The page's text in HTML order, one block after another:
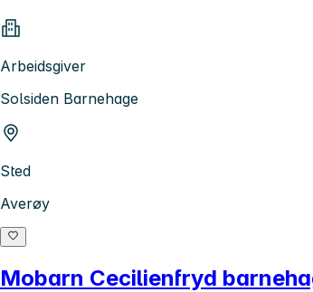
Arbeidsgiver
Solsiden Barnehage
Sted
Averøy
Mobarn Cecilienfryd